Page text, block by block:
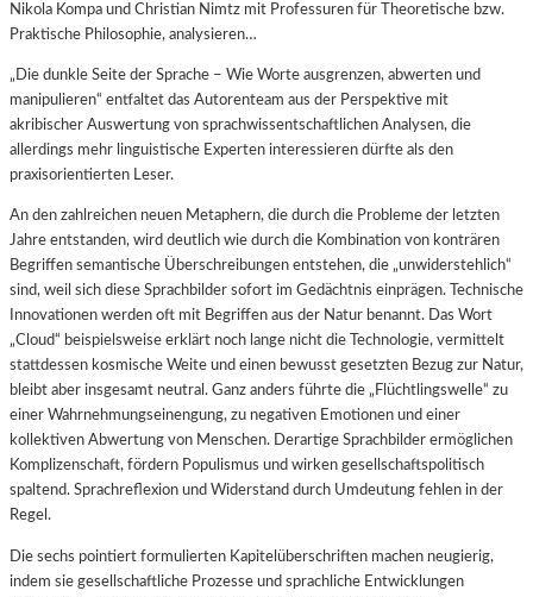
Nikola Kompa und Christian Nimtz mit Professuren für Theoretische bzw.
Praktische Philosophie, analysieren…
„Die dunkle Seite der Sprache – Wie Worte ausgrenzen, abwerten und
manipulieren“ entfaltet das Autorenteam aus der Perspektive mit
akribischer Auswertung von sprachwissentschaftlichen Analysen, die
allerdings mehr linguistische Experten interessieren dürfte als den
praxisorientierten Leser.
An den zahlreichen neuen Metaphern, die durch die Probleme der letzten
Jahre entstanden, wird deutlich wie durch die Kombination von konträren
Begriffen semantische Überschreibungen entstehen, die „unwiderstehlich“
sind, weil sich diese Sprachbilder sofort im Gedächtnis einprägen. Technische
Innovationen werden oft mit Begriffen aus der Natur benannt. Das Wort
„Cloud“ beispielsweise erklärt noch lange nicht die Technologie, vermittelt
stattdessen kosmische Weite und einen bewusst gesetzten Bezug zur Natur,
bleibt aber insgesamt neutral. Ganz anders führte die „Flüchtlingswelle“ zu
einer Wahrnehmungseinengung, zu negativen Emotionen und einer
kollektiven Abwertung von Menschen. Derartige Sprachbilder ermöglichen
Komplizenschaft, fördern Populismus und wirken gesellschaftspolitisch
spaltend. Sprachreflexion und Widerstand durch Umdeutung fehlen in der
Regel.
Die sechs pointiert formulierten Kapitelüberschriften machen neugierig,
indem sie gesellschaftliche Prozesse und sprachliche Entwicklungen